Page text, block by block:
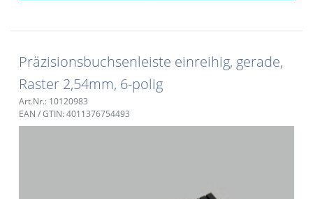
Präzisionsbuchsenleiste einreihig, gerade,
Raster 2,54mm, 6-polig
Art.Nr.: 10120983
EAN / GTIN: 4011376754493